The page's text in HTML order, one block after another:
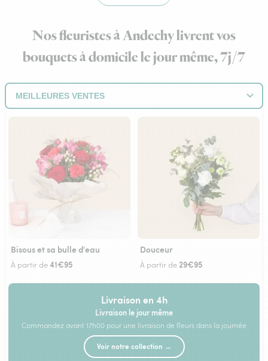
Nos fleuristes à Andechy livrent vos
bouquets à domicile le jour même, 7j/7
Bisous et sa bulle d'eau
À partir de41€95
Douceur
À partir de 29€95
Livraison en 4h
Livraison le jour même
Commandez avant 17h00 pour une livraison de fleurs dans la journée
Voir notre collection →